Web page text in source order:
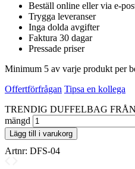
Beställ online eller via e-
Trygga leveranser
Inga dolda avgifter
Faktura 30 dagar
Pressade priser
Minimum 5 av varje produkt per
Offertförfrågan Tipsa en kollega
TRENDIG DUFFELBAG
mängd
Lägg till i varukorg
Artnr: DFS-04